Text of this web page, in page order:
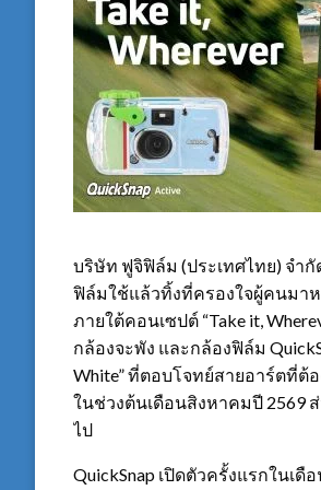
บริษัท ฟูจิฟิล์ม (ประเทศไทย) จำกั
ฟิล์มใช้แล้วทิ้งที่ครองใจผู้คนมาห
ภายใต้คอนเซปต์ “Take it,
กล้องจะพัง และกล้องฟิล์ม
White” ที่ตอบโจทย์สายอาร์ตที่ต้
ในช่วงต้นเดือนสิงหาคมปี 2569 ส่
ไป
QuickSnap เปิดตัวครั้งแรกในเ